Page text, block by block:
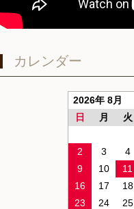
カレンダー
2026年 8月
日
月 火
2
3 4
9
10 11
16
17 18
23
24 25